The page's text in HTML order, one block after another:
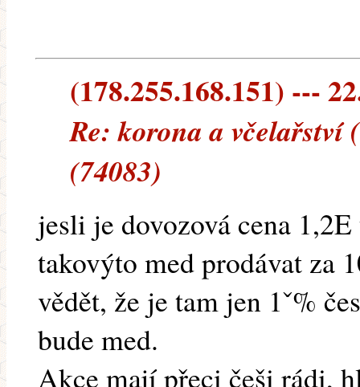
(178.255.168.151) ---
Re: korona a včelařství
(74083)
jesli je dovozová cena
takovýto med prodávat za
vědět, že je tam jen 1ˇ%
bude med.
Akce mají přeci češi rádi,